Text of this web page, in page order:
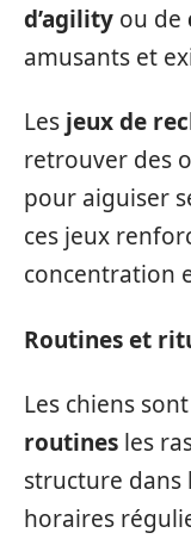
d’agility ou de
amusants et
Les jeux de
retrouver des
pour aiguiser
ces jeux
concentration
Routines et
Les chiens
routines les
structure dans
horaires